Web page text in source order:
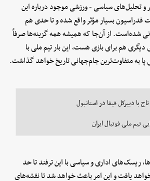
و تحلیل‌های سیاسی - ورزشی موجود درباره این
فدراسیون بسیار مؤثر واقع شده و تا حدی هم
شده‌است. از آن‌جا که همیشه همه گزینه‌ها صرفاً
هم برای بازی هست، این بار تیم ملی با
پا به متفاوت‌ترین جام‌جهانی تاریخ خواهد گذاشت.
با دبیرکل فیفا در استانبول
تیم ملی فوتبال ایران
ریسک‌های اداری و سیاسی با این ترفند تا حد
یافت و این امر باعث خواهد شد تا نقشه‌های